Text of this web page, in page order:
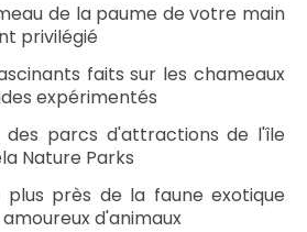
de la paume de votre main
privilégié
faits sur les chameaux
expérimentés
des parcs d'attractions de l'île
Nature Parks
plus près de la faune exotique
d'animaux